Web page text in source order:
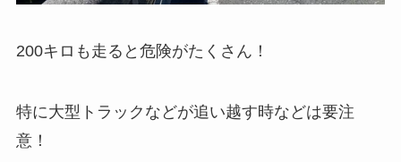
200キロも走ると危険がたくさん！
特に大型トラックなどが追い越す時などは要注
意！